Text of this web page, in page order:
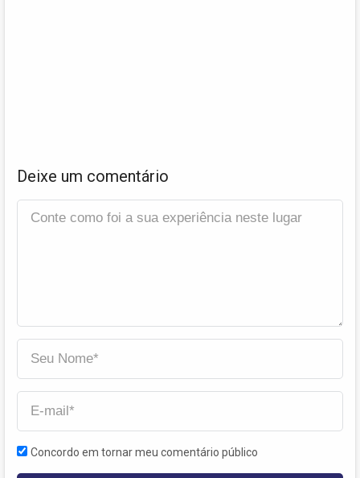
Deixe um comentário
Concordo em tornar meu comentário público